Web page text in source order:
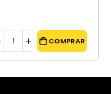
COMPRAR